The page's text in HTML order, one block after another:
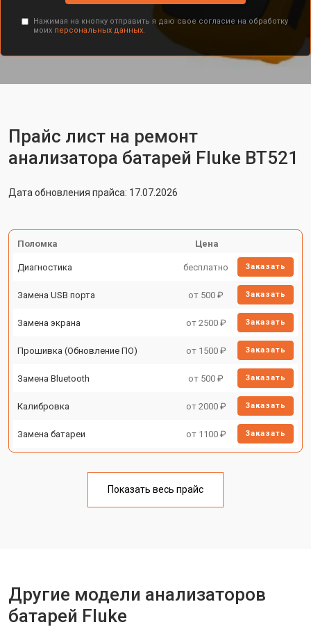
Нажимая на кнопку отправить я даю свое согласие на обработку
моих персональных данных.
Прайс лист на ремонт
анализатора батарей Fluke BT521
Дата обновления прайса: 17.07.2026
Поломка Цена
Диагностика бесплатно Заказать
Замена USB порта от 500 ₽ Заказать
Замена экрана от 2500 ₽ Заказать
Прошивка (Обновление ПО) от 1500 ₽ Заказать
Замена Bluetooth от 500 ₽ Заказать
Калибровка от 2000 ₽ Заказать
Замена батареи от 1100 ₽ Заказать
Показать весь прайс
Другие модели анализаторов
батарей Fluke